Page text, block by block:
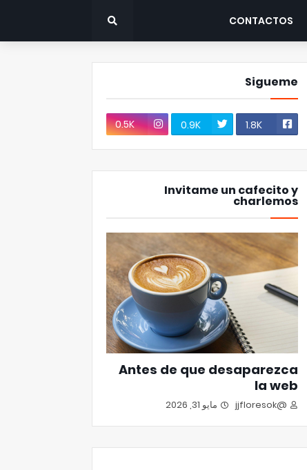
CONTACTOS
Sigueme
1.8K
0.9K
0.5K
Invitame un cafecito y
charlemos
Antes de que desaparezca
la web
@jjfloresok مايو 31, 2026